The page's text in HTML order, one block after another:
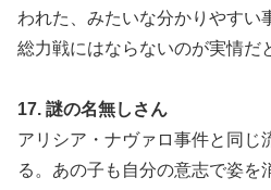
われた、みたいな分かりやすい
総力戦にはならないのが実情だ
17. 謎の名無しさん
アリシア・ナヴァロ事件と同じ
る。あの子も自分の意志で姿を